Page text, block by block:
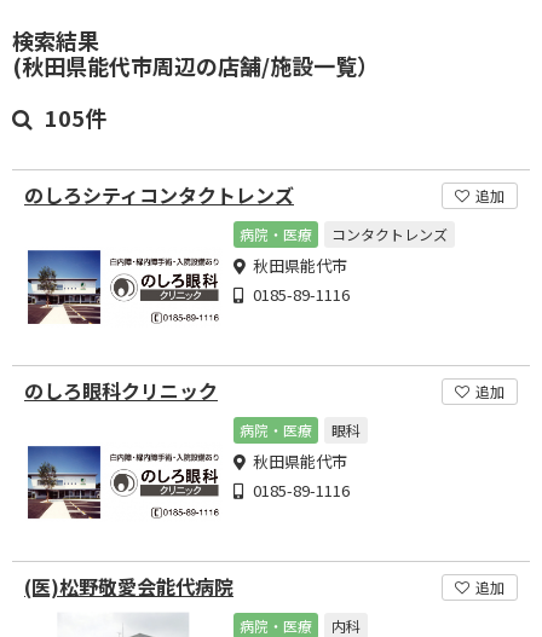
検索結果
(秋田県能代市周辺の店舗/施設一覧）
105件
のしろシティコンタクトレンズ
追加
病院・医療
コンタクトレンズ
秋田県能代市
0185-89-1116
のしろ眼科クリニック
追加
病院・医療
眼科
秋田県能代市
0185-89-1116
(医)松野敬愛会能代病院
追加
病院・医療
内科